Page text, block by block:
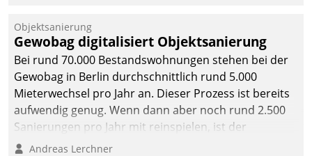
Unternehmen.
Objektsanierung
Gewobag digitalisiert Objektsanierung
Bei rund 70.000 Bestandswohnungen stehen bei der
Gewobag in Berlin durchschnittlich rund 5.000
Mieterwechsel pro Jahr an. Dieser Prozess ist bereits
aufwendig genug. Wenn dann aber noch rund 2.500
Sanierungen pro Jahr mit reinspielen, ist der
Betreuungs- und Organisationsaufwand immens. Im
Andreas Lerchner